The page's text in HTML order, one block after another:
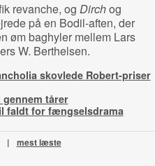
revanche, og Dirchog
på en Bodil-aften, der
øm baghyler mellem Lars
W. Berthelsen.
skovlede Robert-priser
gennem tårer
faldt for fængselsdrama
| mest læste